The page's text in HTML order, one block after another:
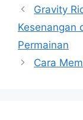
Gravity
Kesenangan
Permainan
Cara